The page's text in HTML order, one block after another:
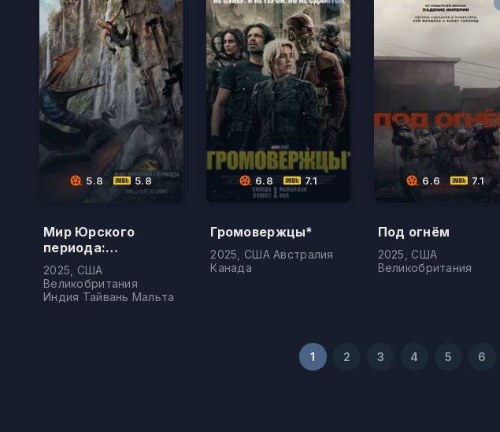
5.8 5.8
Мир Юрского
периода:
Возрождение
2025, США
Великобритания
Индия Тайвань Мальта
6.8 7.1
Громовержцы*
2025, США Австралия
Канада
6.6 7.1
Под огнём
2025, США
Великобритания
1 2 3 4 5 6